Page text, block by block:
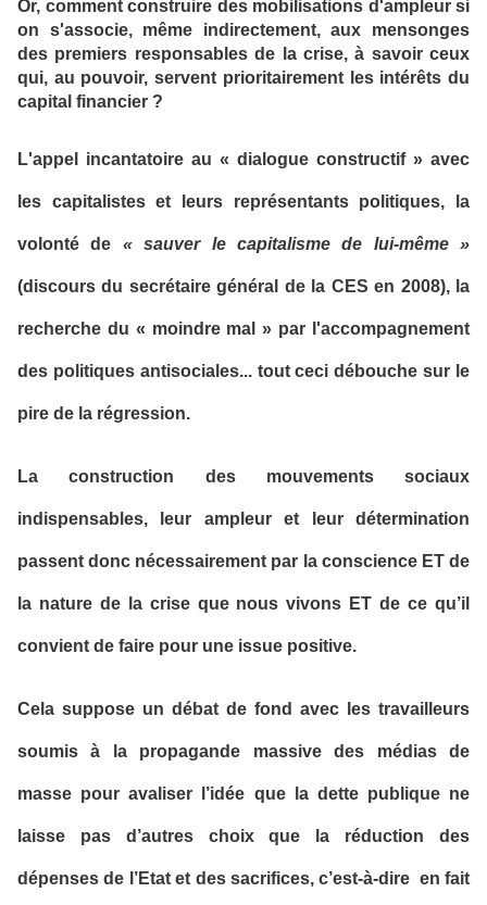
Or, comment construire des mobilisations d'ampleur si
on s'associe, même indirectement, aux mensonges
des premiers responsables de la crise, à savoir ceux
qui, au pouvoir, servent prioritairement les intérêts du
capital financier ?
L'appel incantatoire au « dialogue constructif » avec
les capitalistes et leurs représentants politiques, la
volonté de « sauver le capitalisme de lui-même »
(discours du secrétaire général de la CES en 2008), la
recherche du « moindre mal » par l'accompagnement
des politiques antisociales... tout ceci débouche sur le
pire de la régression.
La construction des mouvements sociaux
indispensables, leur ampleur et leur détermination
passent donc nécessairement par la conscience ET de
la nature de la crise que nous vivons ET de ce qu’il
convient de faire pour une issue positive.
Cela suppose un débat de fond avec les travailleurs
soumis à la propagande massive des médias de
masse pour avaliser l’idée que la dette publique ne
laisse pas d’autres choix que la réduction des
dépenses de l’Etat et des sacrifices, c’est-à-dire en fait